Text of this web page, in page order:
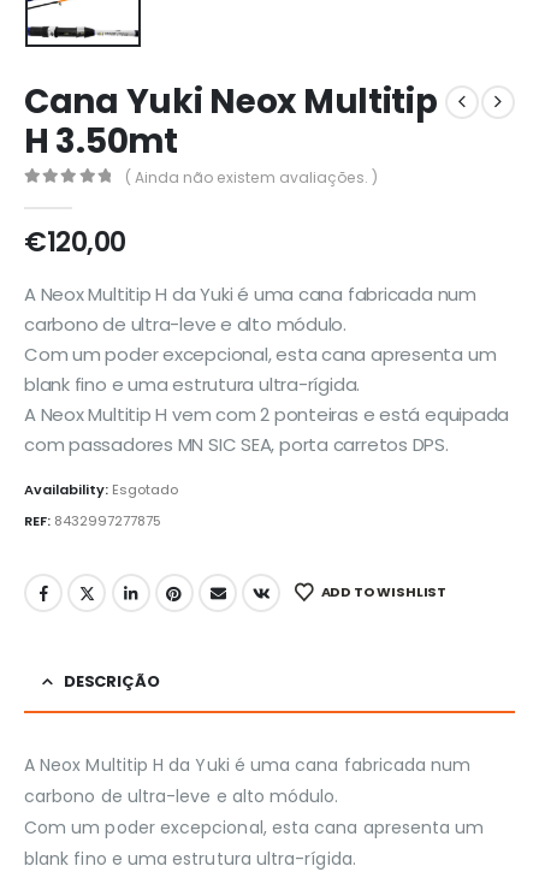
Cana Yuki Neox Multitip
H 3.50mt
( Ainda não existem avaliações. )
€120,00
A Neox Multitip H da Yuki é uma cana fabricada num
carbono de ultra-leve e alto módulo.
Com um poder excepcional, esta cana apresenta um
blank fino e uma estrutura ultra-rígida.
A Neox Multitip H vem com 2 ponteiras e está equipada
com passadores MN SIC SEA, porta carretos DPS.
Availability: Esgotado
REF: 8432997277875
ADD TO WISHLIST
DESCRIÇÃO
A Neox Multitip H da Yuki é uma cana fabricada num
carbono de ultra-leve e alto módulo.
Com um poder excepcional, esta cana apresenta um
blank fino e uma estrutura ultra-rígida.